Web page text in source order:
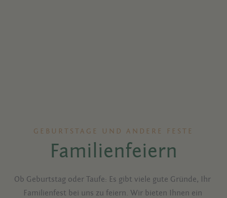
GEBURTSTAGE UND ANDERE FESTE
Familienfeiern
Ob Geburtstag oder Taufe: Es gibt viele gute Gründe, Ihr
Familienfest bei uns zu feiern. Wir bieten Ihnen ein